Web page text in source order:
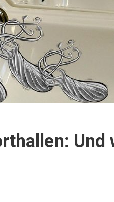
Und